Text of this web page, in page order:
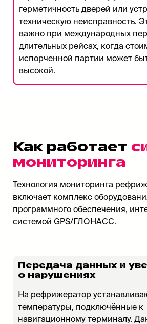
герметичность дверей или
техническую неисправность.
важно при международных
длительных рейсах, когда
испорченной партии может
высокой.
Как работает
мониторинга
Технология мониторинга
включает комплекс
программного обеспечения,
системой GPS/ГЛОНАСС.
Передача данных и
о нарушениях
На рефрижератор
температуры, подключённые к
навигационному терминалу.